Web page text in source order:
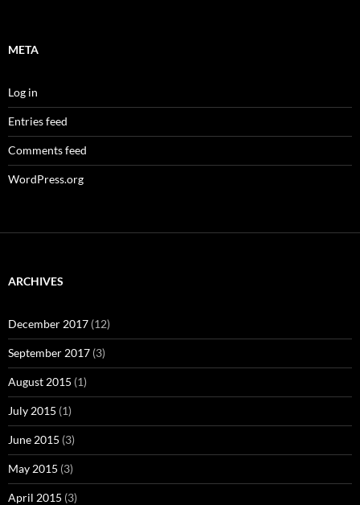
META
Log in
Entries feed
Comments feed
WordPress.org
ARCHIVES
December 2017 (12)
September 2017 (3)
August 2015 (1)
July 2015 (1)
June 2015 (3)
May 2015 (3)
April 2015 (3)